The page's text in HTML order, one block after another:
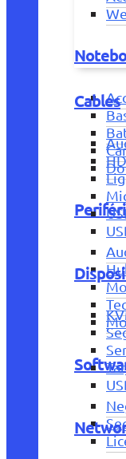
Cables